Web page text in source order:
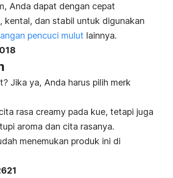
Anda dapat dengan cepat
kental, dan stabil untuk digunakan
pencuci mulut lainnya.
Jika ya, Anda harus pilih merk
rasa creamy pada kue, tetapi juga
aroma dan cita rasanya.
menemukan produk ini di